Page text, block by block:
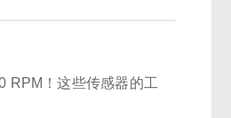
RPM！这些传感器的工